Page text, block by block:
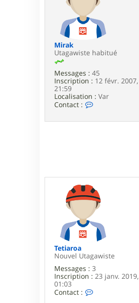
Mirak
Utagawiste habitué
Messages : 45
Inscription : 12 févr. 2007,
21:59
Localisation : Var
Contact :
r
a
k
Tetiaroa
Nouvel Utagawiste
Messages : 3
Inscription : 23 janv. 2019,
01:03
Contact :